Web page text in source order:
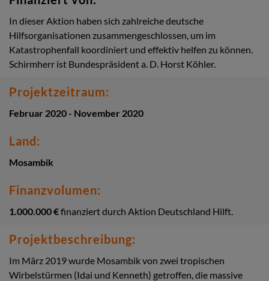
In dieser Aktion haben sich zahlreiche deutsche
Hilfsorganisationen zusammengeschlossen, um im
Katastrophenfall koordiniert und effektiv helfen zu können.
Schirmherr ist Bundespräsident a. D. Horst Köhler.
Projektzeitraum:
Februar 2020 - November 2020
Land:
Mosambik
Finanzvolumen:
1.000.000 €finanziert durch Aktion Deutschland Hilft.
Projektbeschreibung:
Im März 2019 wurde Mosambik von zwei tropischen
Wirbelstürmen (Idai und Kenneth) getroffen, die massive